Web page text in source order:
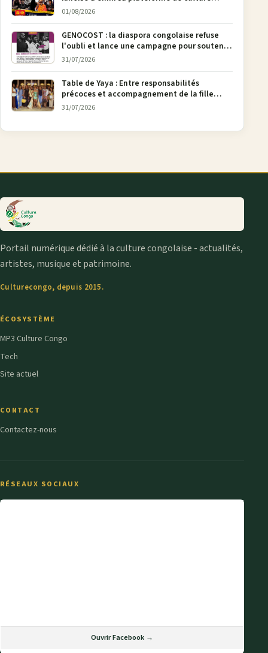
urbaine
01/08/2026
GENOCOST : la diaspora congolaise refuse
l'oubli et lance une campagne pour soutenir
la pétition FONAREV depuis Bruxelles
31/07/2026
Table de Yaya : Entre responsabilités
précoces et accompagnement de la fille
aînée, la diaspora en débat
31/07/2026
Portail numérique dédié à la culture congolaise - actualités,
artistes, musique et patrimoine.
Culturecongo, depuis 2015.
ÉCOSYSTÈME
MP3 Culture Congo
Tech
Site actuel
CONTACT
Contactez-nous
RÉSEAUX SOCIAUX
Ouvrir Facebook →